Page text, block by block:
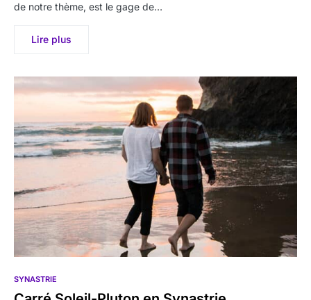
de notre thème, est le gage de…
Lire plus
SYNASTRIE